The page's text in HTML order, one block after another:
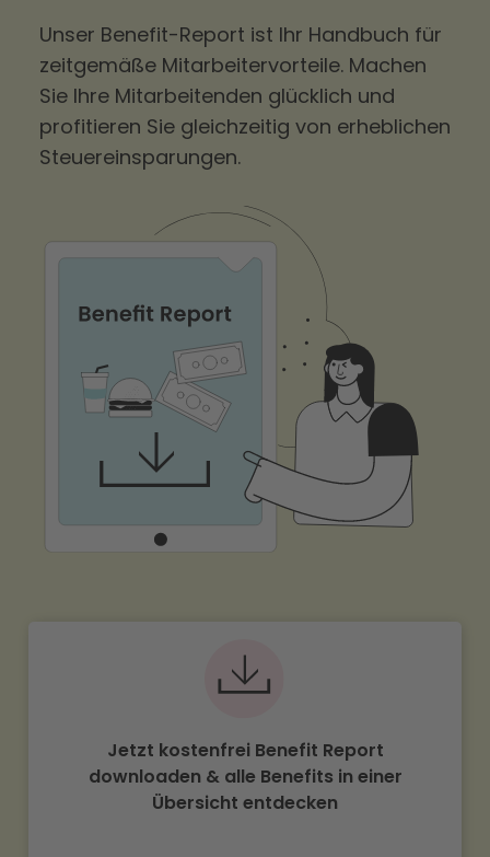
Unser Benefit-Report ist Ihr Handbuch für
zeitgemäße Mitarbeitervorteile. Machen
Sie Ihre Mitarbeitenden glücklich und
profitieren Sie gleichzeitig von erheblichen
Steuereinsparungen.
Jetzt kostenfrei Benefit Report
downloaden & alle Benefits in einer
Übersicht entdecken